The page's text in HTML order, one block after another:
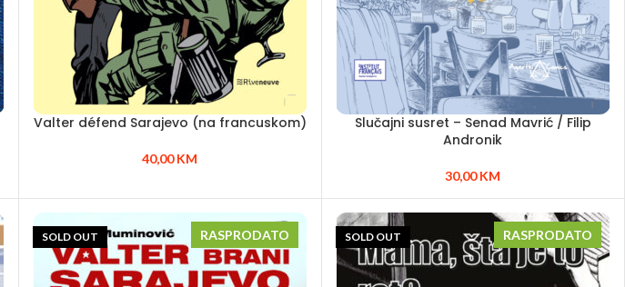
Valter défend Sarajevo (na francuskom)
40,00KM
Slučajni susret – Senad Mavrić / Filip
Andronik
30,00KM
SOLD OUT RASPRODATO SOLD OUT RASPRODATO